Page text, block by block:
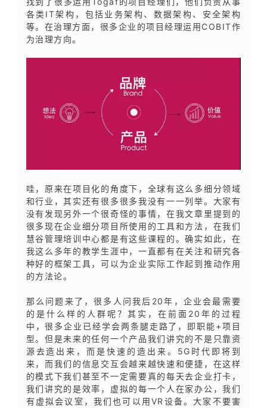
各类IT架构，包括业务架构、数据架构、安全架构
等。在治理方面，很多企业的项目经理运用COBIT作
为治理方向。
哇，原来在项目化的角度下，全球有这么多细分领域
和行业，其实还有很多很多我没有一一列举。大家有
没有发现另外一个很奇怪的事情，在我文章里提到的
很多现在企业细分项目所使用的工具和方法，在我们
慧谷管理培训中心都是有这些课程的。确实如此，在
我这么多年的教学生涯中，一直都有在关注和研究各
种好的框架工具，可以为企业实际工作起到推动作用
的方法论。
那么问题来了，很多人问我后20年，企业会最需要
的是什么样的人群呢？其实，在前面20年的过程
中，很多企业已经学会两条腿走路了，即职能+项目
型。但是未来的任何一个产品我们讲究的不是只靠资
源去造出来，而是快速的造出来。5G时代即将到
来，而我们的信息交互会越来越快速和便捷，在这样
的模式下我们甚至不一定需要真的每天去企业打卡，
我们讲究的是效率，虚拟的每一个人在家办公，我们
有虚拟会议室，我们也可以用VR设备。大家不要害